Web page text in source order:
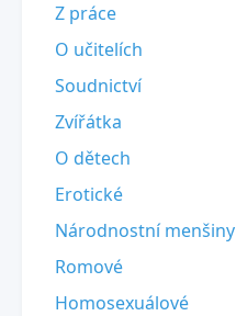
Z práce
O učitelích
Soudnictví
Zvířátka
O dětech
Erotické
Národnostní menšiny
Romové
Homosexuálové